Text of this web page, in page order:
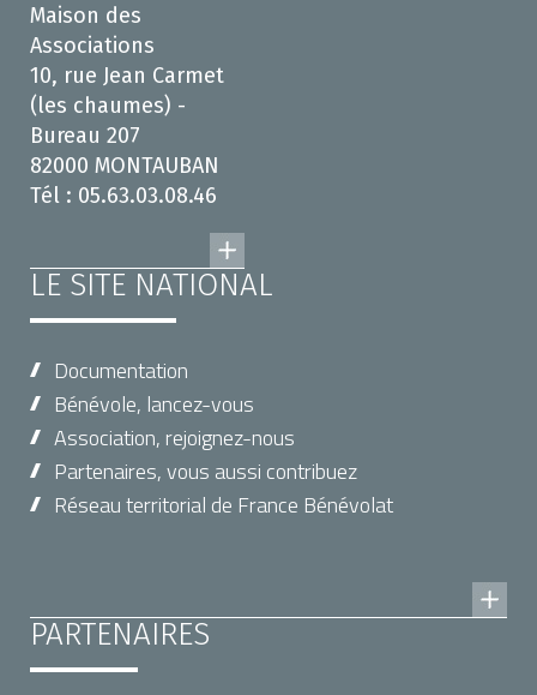
Maison des
Associations
10, rue Jean Carmet
(les chaumes) -
Bureau 207
82000 MONTAUBAN
Tél : 05.63.03.08.46
LE SITE NATIONAL
Documentation
Bénévole, lancez-vous
Association, rejoignez-nous
Partenaires, vous aussi contribuez
Réseau territorial de France Bénévolat
PARTENAIRES